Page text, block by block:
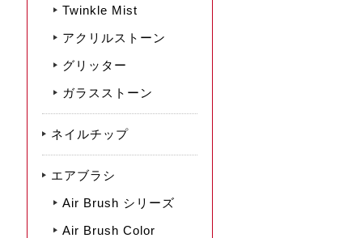
Twinkle Mist
アクリルストーン
グリッター
ガラスストーン
ネイルチップ
エアブラシ
Air Brush シリーズ
Air Brush Color